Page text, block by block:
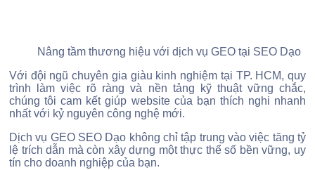
Nâng tầm thương hiệu với dịch vụ GEO tại SEO Dạo
Với đội ngũ chuyên gia giàu kinh nghiệm tại TP. HCM, quy
trình làm việc rõ ràng và nền tảng kỹ thuật vững chắc,
chúng tôi cam kết giúp website của bạn thích nghi nhanh
nhất với kỷ nguyên công nghệ mới.
Dịch vụ GEO SEO Dạo không chỉ tập trung vào việc tăng tỷ
lệ trích dẫn mà còn xây dựng một thực thể số bền vững, uy
tín cho doanh nghiệp của bạn.